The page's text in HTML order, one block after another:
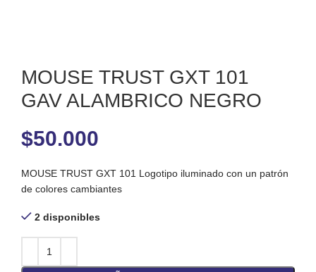
MOUSE TRUST GXT 101
GAV ALAMBRICO NEGRO
$50.000
MOUSE TRUST GXT 101 Logotipo iluminado con un patrón
de colores cambiantes
2 disponibles